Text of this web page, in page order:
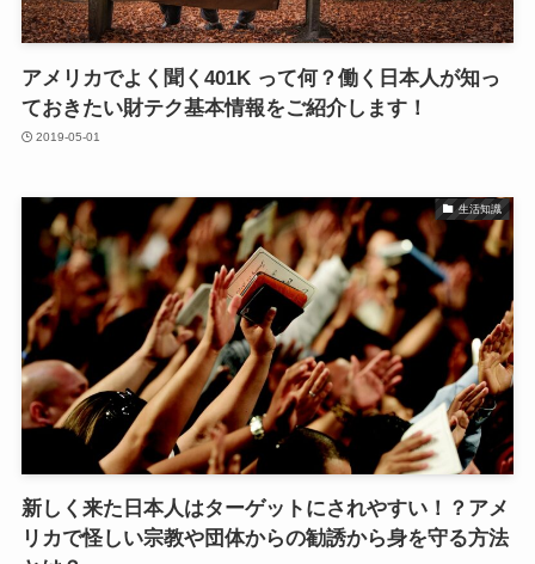
アメリカでよく聞く401K って何？働く日本人が知っ
ておきたい財テク基本情報をご紹介します！
2019-05-01
生活知識
新しく来た日本人はターゲットにされやすい！？アメ
リカで怪しい宗教や団体からの勧誘から身を守る方法